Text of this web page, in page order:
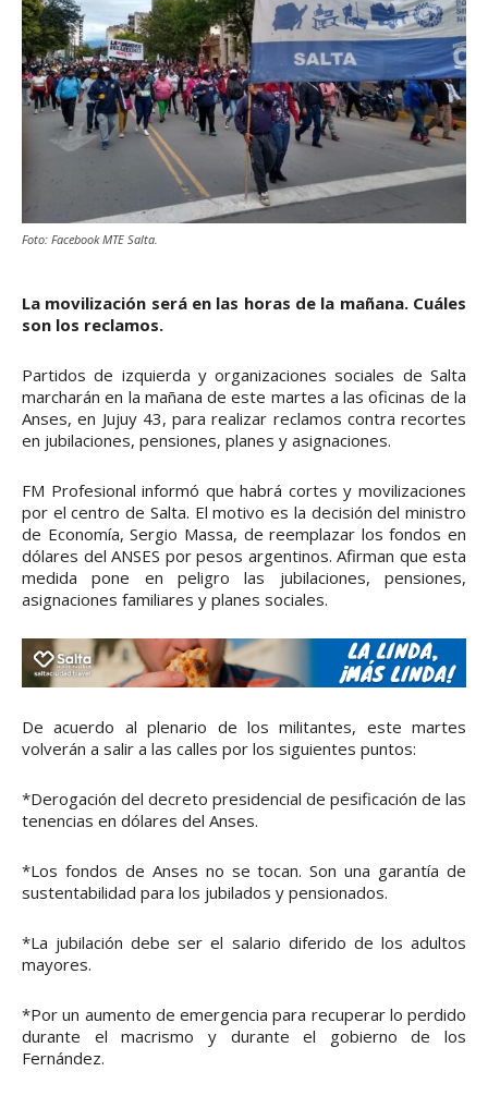
Foto: Facebook MTE Salta.
La movilización será en las horas de la mañana. Cuáles
son los reclamos.
Partidos de izquierda y organizaciones sociales de Salta
marcharán en la mañana de este martes a las oficinas de la
Anses, en Jujuy 43, para realizar reclamos contra recortes
en jubilaciones, pensiones, planes y asignaciones.
FM Profesional informó que habrá cortes y movilizaciones
por el centro de Salta. El motivo es la decisión del ministro
de Economía, Sergio Massa, de reemplazar los fondos en
dólares del ANSES por pesos argentinos. Afirman que esta
medida pone en peligro las jubilaciones, pensiones,
asignaciones familiares y planes sociales.
De acuerdo al plenario de los militantes, este martes
volverán a salir a las calles por los siguientes puntos:
*Derogación del decreto presidencial de pesificación de las
tenencias en dólares del Anses.
*Los fondos de Anses no se tocan. Son una garantía de
sustentabilidad para los jubilados y pensionados.
*La jubilación debe ser el salario diferido de los adultos
mayores.
*Por un aumento de emergencia para recuperar lo perdido
durante el macrismo y durante el gobierno de los
Fernández.